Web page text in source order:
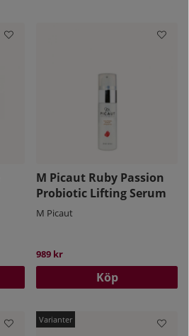
M Picaut Ruby Passion
Probiotic Lifting Serum
M Picaut
989 kr
Köp